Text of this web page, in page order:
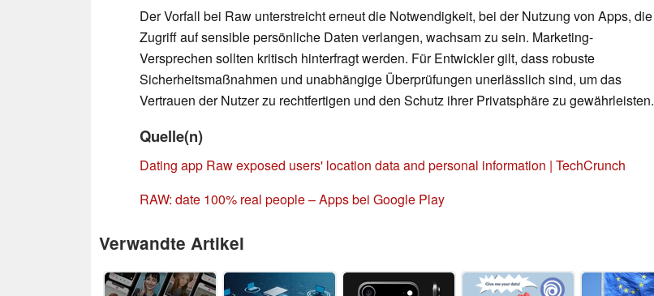
Der Vorfall bei Raw unterstreicht erneut die Notwendigkeit, bei der Nutzung von Apps, die
Zugriff auf sensible persönliche Daten verlangen, wachsam zu sein. Marketing-
Versprechen sollten kritisch hinterfragt werden. Für Entwickler gilt, dass robuste
Sicherheitsmaßnahmen und unabhängige Überprüfungen unerlässlich sind, um das
Vertrauen der Nutzer zu rechtfertigen und den Schutz ihrer Privatsphäre zu gewährleisten.
Quelle(n)
Dating app Raw exposed users' location data and personal information | TechCrunch
RAW: date 100% real people – Apps bei Google Play
Verwandte Artikel